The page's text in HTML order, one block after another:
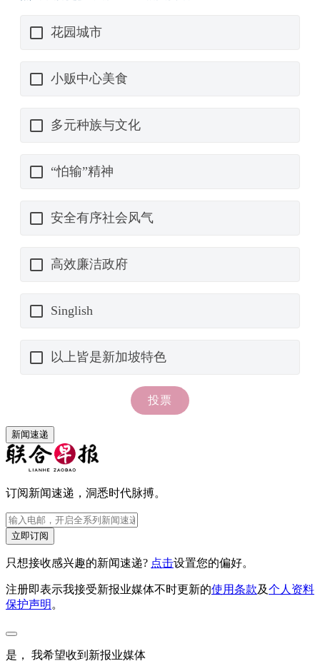
新闻速递
订阅新闻速递，洞悉时代脉搏。
立即订阅
只想接收感兴趣的新闻速递? 点击设置您的偏好。
注册即表示我接受新报业媒体不时更新的使用条款及个人资料
保护声明 。
是， 我希望收到新报业媒体